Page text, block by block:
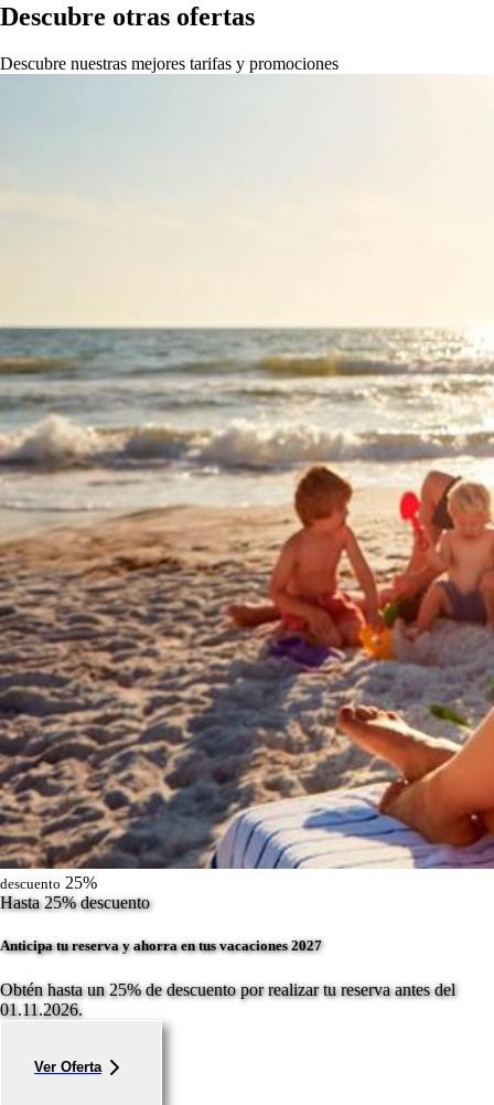
Descubre otras ofertas
Descubre nuestras mejores tarifas y promociones
descuento 25%
Hasta 25% descuento
Anticipa tu reserva y ahorra en tus vacaciones 2027
Obtén hasta un 25% de descuento por realizar tu reserva antes del
01.11.2026.
Ver Oferta